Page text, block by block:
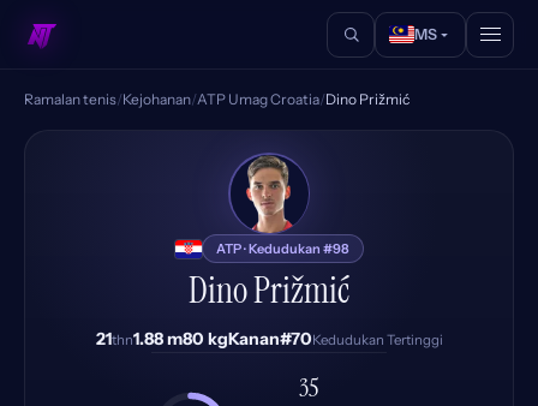
MS
Ramalan tenis/Kejohanan/ATP Umag Croatia/Dino Prižmić
DP
ATP · Kedudukan #98
Dino Prižmić
21thn1.88 m80 kgKanan#70Kedudukan Tertinggi
35